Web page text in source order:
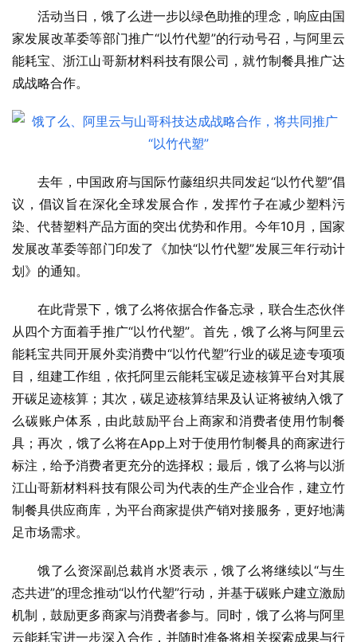
活动当日，饿了么进一步以绿色助推的理念，响应由国
家发展改革委等部门推广“以竹代塑”的行动号召，与阿里云
能耗宝、浙江山哥新材料科技有限公司，就竹制餐具推广达
成战略合作。
去年，中国政府与国际竹藤组织共同发起“以竹代塑”倡
议，倡议旨在深化全球发展合作，发挥竹子在减少塑料污
染、代替塑料产品方面的突出优势和作用。今年10月，国家
发展改革委等部门印发了《加快“以竹代塑”发展三年行动计
划》的通知。
在此背景下，饿了么将依据合作备忘录，联合生态伙伴
从四个方面着手推广“以竹代塑”。首先，饿了么将与阿里云
能耗宝共同开展外卖消费中“以竹代塑”行业的碳足迹专项项
目，组建工作组，依托阿里云能耗宝碳足迹核算平台对其展
开碳足迹核算；其次，碳足迹核算结果及认证将被纳入饿了
么碳账户体系，由此鼓励平台上商家和消费者使用竹制餐
具；再次，饿了么将在App上对于使用竹制餐具的商家进行
标注，给予消费者更充分的选择权；最后，饿了么将与以浙
江山哥新材料科技有限公司为代表的生产企业合作，建立竹
制餐具供应商库，为平台商家提供产销对接服务，更好地满
足市场需求。
饿了么资深副总裁肖水贤表示，饿了么将继续以“与生
态共进”的理念推动“以竹代塑”行动，并基于碳账户建立激励
机制，鼓励更多商家与消费者参与。同时，饿了么将与阿里
云能耗宝进一步深入合作，并随时准备将相关探索成果与行